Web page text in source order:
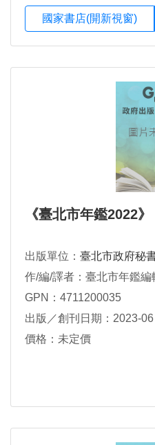
國家書店(開新視窗)
《臺北市年鑑2022》
出版單位： 臺北市政府秘
作/編/譯者：臺北市年鑑編
GPN：4711200035
出版／創刊日期：2023-06
價格：未定價